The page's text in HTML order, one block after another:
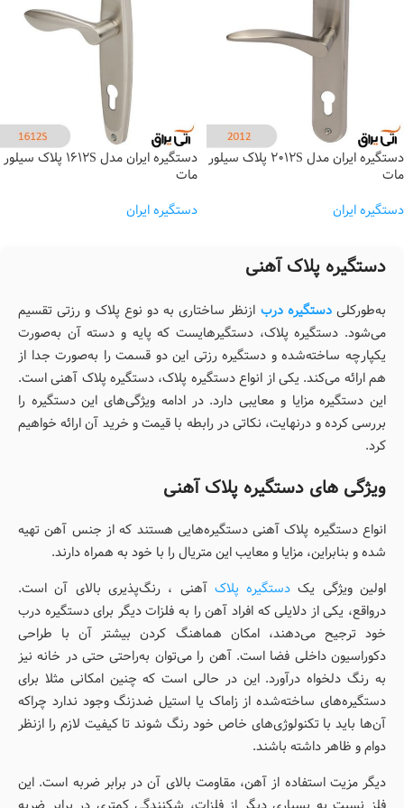
دستگیره ایران مدل 2012S پلاک سیلور
مات
دستگیره ایران
دستگیره ایران مدل 1612S پلاک سیلور
مات
دستگیره ایران
دستگیره پلاک آهنی
به‌طورکلیدستگیره درب ازنظر ساختاری به دو نوع پلاک و رزتی تقسیم
می‌شود. دستگیره پلاک، دستگیره­ایست که پایه و دسته آن به‌صورت
یکپارچه ساخته‌شده و دستگیره رزتی این دو قسمت را به‌صورت جدا از
هم ارائه می‌کند. یکی از انواع دستگیره پلاک، دستگیره پلاک آهنی است.
این دستگیره مزایا و معایبی دارد. در ادامه ویژگی‌های این دستگیره را
بررسی کرده و درنهایت، نکاتی در رابطه با قیمت و خرید آن ارائه خواهیم
کرد.
ویژگی های دستگیره پلاک آهنی
انواع دستگیره پلاک آهنی دستگیره‌هایی هستند که از جنس آهن تهیه
شده و بنابراین، مزایا و معایب این متریال را با خود به همراه دارند.
اولین ویژگی یک دستگیره پلاک آهنی ، رنگ‌پذیری بالای آن است.
درواقع، یکی از دلایلی که افراد آهن را به فلزات دیگر برای دستگیره درب
خود ترجیح می‌دهند، امکان هماهنگ کردن بیشتر آن با طراحی
دکوراسیون داخلی فضا است. آهن را می‌توان به‌راحتی حتی در خانه نیز
به رنگ دلخواه درآورد. این در حالی است که چنین امکانی مثلا برای
دستگیره‌های ساخته‌شده از زاماک یا استیل ضدزنگ وجود ندارد چراکه
آن‌ها باید با تکنولوژی‌های خاص خود رنگ شوند تا کیفیت لازم را ازنظر
دوام و ظاهر داشته باشند.
دیگر مزیت استفاده از آهن، مقاومت بالای آن در برابر ضربه است. این